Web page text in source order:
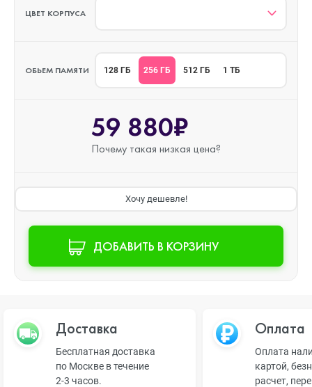
ЦВЕТ КОРПУСА
ОБЬЕМ ПАМЯТИ 128 ГБ 256 ГБ 512 ГБ 1 ТБ
59 880₽
Почему такая низкая цена?
Хочу дешевле!
ДОБАВИТЬ В КОРЗИНУ
Доставка
Бесплатная доставка
по Москве в течение
2-3 часов.
Оплата
Оплата
картой,
расчет,